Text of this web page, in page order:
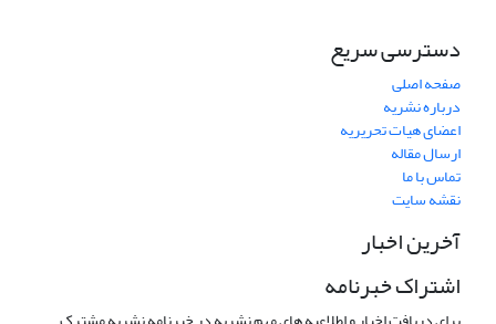
دسترسی سریع
صفحه اصلی
درباره نشریه
اعضای هیات تحریریه
ارسال مقاله
تماس با ما
نقشه سایت
آخرین اخبار
اشتراک خبرنامه